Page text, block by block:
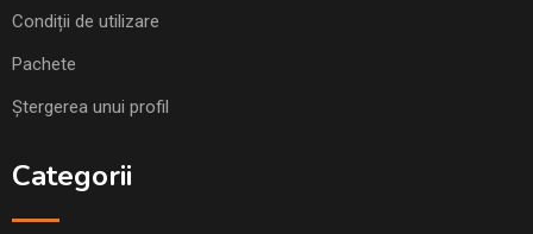
Condiții de utilizare
Pachete
Ștergerea unui profil
Categorii